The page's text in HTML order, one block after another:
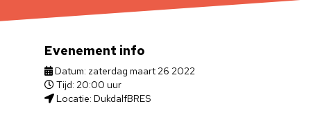
Evenement info
Datum: zaterdag maart 26 2022
Tijd: 20:00 uur
Locatie: DukdalfBRES